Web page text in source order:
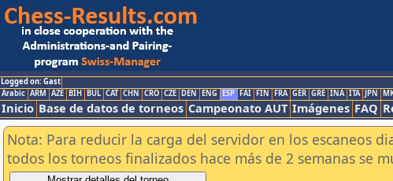
Logged on: Gast
Arabic ARM AZE BIH BUL CAT CHN CRO CZE DEN ENG ESP FAI FIN FRA GER GRE INA ITA JPN
Inicio Base de datos de torneos Campeonato AUT Imágenes FAQ
Nota: Para reducir la carga del servidor en los escaneos
todos los torneos finalizados hace más de 2 semanas se